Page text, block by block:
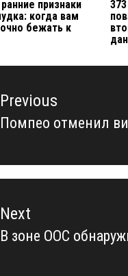
признаки
когда вам
бежать к
Previous
Previous
Помпео отменил
Next
Next
В зоне ООС